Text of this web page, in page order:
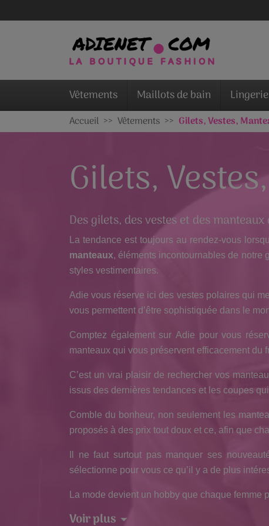
Vêtements Maillots de bain Lingerie
Accueil Vêtements Gilets, Vestes,
Gilets,
Des gilets, des vestes et des
La tendance est toujours au rendez-vous
manteaux, éléments incontournables de notre
styles vestimentaires.
Adie vous réserve ici des vestes polaires qui
vous permettent d’être sophistiquée dans le
Comptez également sur Adie pour vous
manteaux qui vous préservent efficacement du
C’est un vrai plaisir de rechercher vos
issus des dernières tendances et les coupes
Comble du bonheur, non seulement les
proposés à des prix tout doux et ce, afin que
Il ne faut surtout pas manquer ses
sélectionne pour vous ce qu’il y a de plus
La mode devient un hobby que chaque
Voir plus